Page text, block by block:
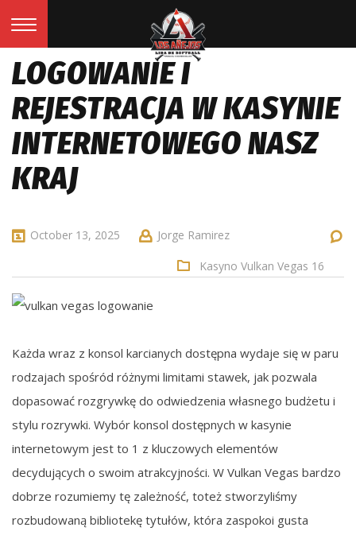
LOGOWANIE I
REJESTRACJA W KASYNIE
INTERNETOWEGO NASZ
KRAJ
October 13, 2025 Jorge Ramirez
Kasyno Vulkan Vegas 16
Każda wraz z konsol karcianych dostępna wydaje się w paru
rodzajach spośród różnymi limitami stawek, jak pozwala
dopasować rozgrywkę do odwiedzenia własnego budżetu i
stylu rozrywki. Wybór konsol dostępnych w kasynie
internetowym jest to 1 z kluczowych elementów
decydujących o swoim atrakcyjności. W Vulkan Vegas bardzo
dobrze rozumiemy tę zależność, toteż stworzyliśmy
rozbudowaną bibliotekę tytułów, która zaspokoi gusta